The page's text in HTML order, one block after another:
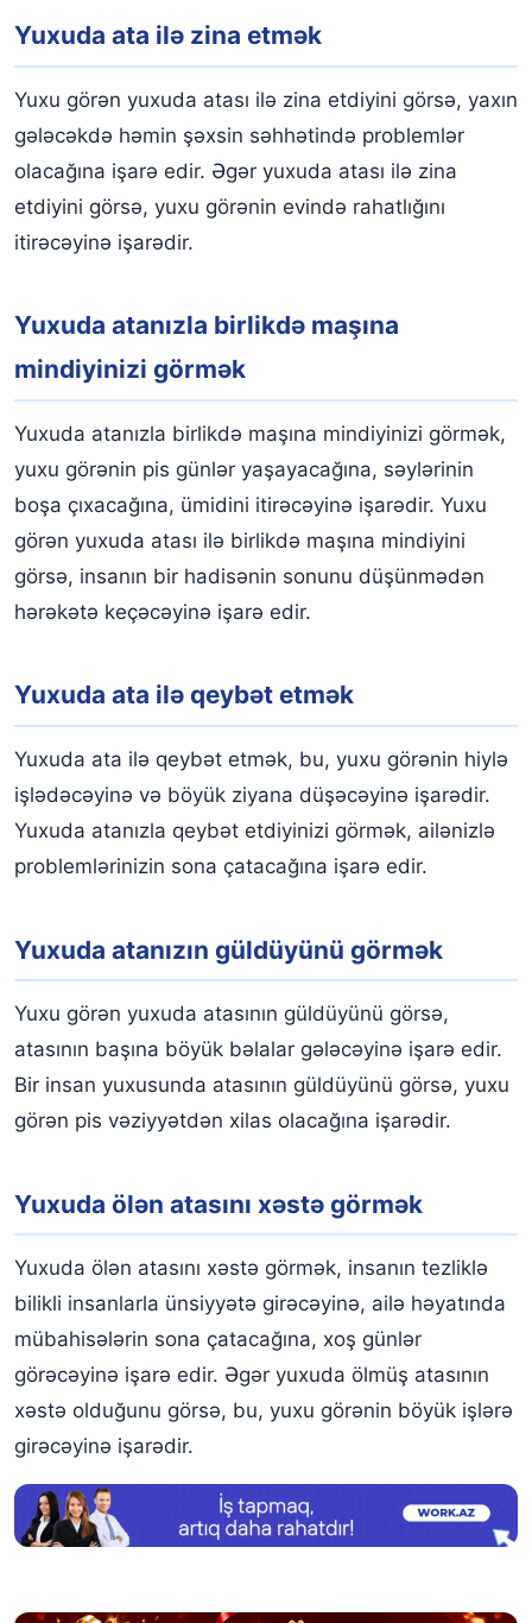
Yuxuda ata ilə zina etmək
Yuxu görən yuxuda atası ilə zina etdiyini görsə, yaxın
gələcəkdə həmin şəxsin səhhətində problemlər
olacağına işarə edir. Əgər yuxuda atası ilə zina
etdiyini görsə, yuxu görənin evində rahatlığını
itirəcəyinə işarədir.
Yuxuda atanızla birlikdə maşına
mindiyinizi görmək
Yuxuda atanızla birlikdə maşına mindiyinizi görmək,
yuxu görənin pis günlər yaşayacağına, səylərinin
boşa çıxacağına, ümidini itirəcəyinə işarədir. Yuxu
görən yuxuda atası ilə birlikdə maşına mindiyini
görsə, insanın bir hadisənin sonunu düşünmədən
hərəkətə keçəcəyinə işarə edir.
Yuxuda ata ilə qeybət etmək
Yuxuda ata ilə qeybət etmək, bu, yuxu görənin hiylə
işlədəcəyinə və böyük ziyana düşəcəyinə işarədir.
Yuxuda atanızla qeybət etdiyinizi görmək, ailənizlə
problemlərinizin sona çatacağına işarə edir.
Yuxuda atanızın güldüyünü görmək
Yuxu görən yuxuda atasının güldüyünü görsə,
atasının başına böyük bəlalar gələcəyinə işarə edir.
Bir insan yuxusunda atasının güldüyünü görsə, yuxu
görən pis vəziyyətdən xilas olacağına işarədir.
Yuxuda ölən atasını xəstə görmək
Yuxuda ölən atasını xəstə görmək, insanın tezliklə
bilikli insanlarla ünsiyyətə girəcəyinə, ailə həyatında
mübahisələrin sona çatacağına, xoş günlər
görəcəyinə işarə edir. Əgər yuxuda ölmüş atasının
xəstə olduğunu görsə, bu, yuxu görənin böyük işlərə
girəcəyinə işarədir.